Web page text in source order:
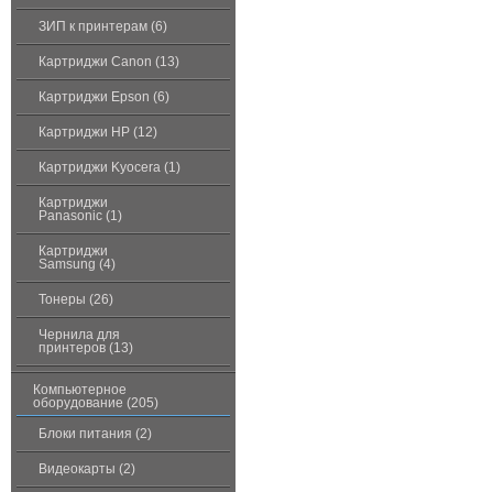
ЗИП к принтерам (6)
Картриджи Canon (13)
Картриджи Epson (6)
Картриджи HP (12)
Картриджи Kyocera (1)
Картриджи
Panasonic (1)
Картриджи
Samsung (4)
Тонеры (26)
Чернила для
принтеров (13)
Компьютерное
оборудование (205)
Блоки питания (2)
Видеокарты (2)